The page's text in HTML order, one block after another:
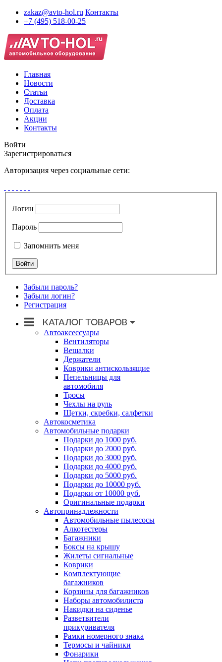
zakaz@avto-hol.ru Контакты
+7 (495) 518-00-25
Главная
Новости
Статьи
Доставка
Оплата
Акции
Контакты
Войти
Зарегистрироваться
Авторизация через социальные сети:
Логин
Пароль
Запомнить меня
Забыли пароль?
Забыли логин?
Регистрация
Автоаксессуары
Вентиляторы
Вешалки
Держатели
Коврики антискользящие
Пепельницы для
автомобиля
Тросы
Чехлы на руль
Щетки, скребки, салфетки
Автокосметика
Автомобильные подарки
Подарки до 1000 руб.
Подарки до 2000 руб.
Подарки до 3000 руб.
Подарки до 4000 руб.
Подарки до 5000 руб.
Подарки до 10000 руб.
Подарки от 10000 руб.
Оригинальные подарки
Автопринадлежности
Автомобильные пылесосы
Алкотестеры
Багажники
Боксы на крышу
Жилеты сигнальные
Коврики
Комплектующие
багажников
Корзины для багажников
Наборы автомобилиста
Накидки на сиденье
Разветвители
прикуривателя
Рамки номерного знака
Термосы и чайники
Фонарики